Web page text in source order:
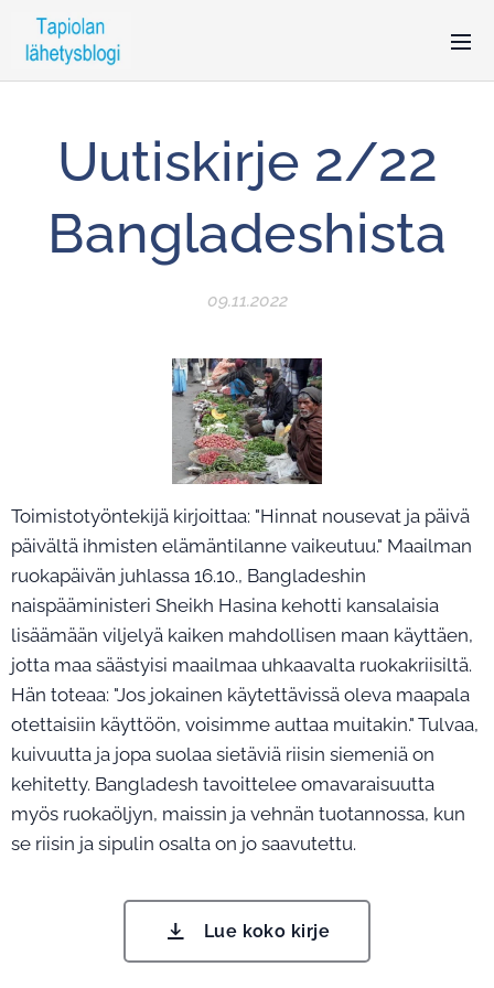
Uutiskirje 2/22
Bangladeshista
09.11.2022
Toimistotyöntekijä kirjoittaa: "Hinnat nousevat ja päivä
päivältä ihmisten elämäntilanne vaikeutuu." Maailman
ruokapäivän juhlassa 16.10., Bangladeshin
naispääministeri Sheikh Hasina kehotti kansalaisia
lisäämään viljelyä kaiken mahdollisen maan käyttäen,
jotta maa säästyisi maailmaa uhkaavalta ruokakriisiltä.
Hän toteaa: "Jos jokainen käytettävissä oleva maapala
otettaisiin käyttöön, voisimme auttaa muitakin." Tulvaa,
kuivuutta ja jopa suolaa sietäviä riisin siemeniä on
kehitetty. Bangladesh tavoittelee omavaraisuutta
myös ruokaöljyn, maissin ja vehnän tuotannossa, kun
se riisin ja sipulin osalta on jo saavutettu.
Lue koko kirje